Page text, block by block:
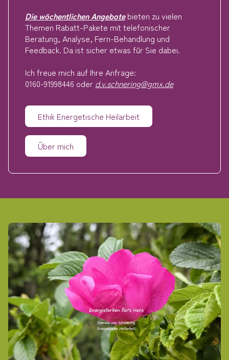
Die wöchentlichen Angebotebieten zu vielen
Themen Rabatt-Pakete mit telefonischer
Beratung, Analyse, Fern-Behandlung und
Feedback. Da ist sicher etwas für Sie dabei.
Ich freue mich auf Ihre Anfrage:
0160-91998446 oder d.v.schnering@gmx.de
Ethik Energetische Heilarbeit
Über mich